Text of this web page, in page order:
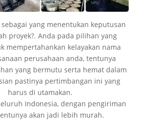
yang menentukan keputusan
proyek?. Anda pada pilihan yang
mempertahankan kelayakan nama
perusahaan anda, tentunya
yang bermutu serta hemat dalam
pastinya pertimbangan ini yang
harus di utamakan.
Indonesia, dengan pengiriman
akan jadi lebih murah.